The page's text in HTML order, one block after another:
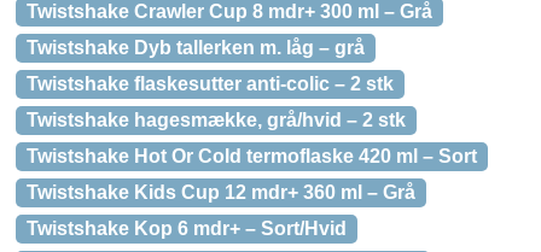
Twistshake Crawler Cup 8 mdr+ 300 ml – Grå
Twistshake Dyb tallerken m. låg – grå
Twistshake flaskesutter anti-colic – 2 stk
Twistshake hagesmække, grå/hvid – 2 stk
Twistshake Hot Or Cold termoflaske 420 ml – Sort
Twistshake Kids Cup 12 mdr+ 360 ml – Grå
Twistshake Kop 6 mdr+ – Sort/Hvid